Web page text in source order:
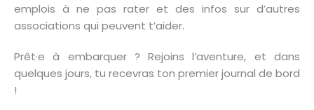
emplois à ne pas rater et des infos sur d’autres
associations qui peuvent t’aider.
Prêt·e à embarquer ? Rejoins l’aventure, et dans
quelques jours, tu recevras ton premier journal de bord
!